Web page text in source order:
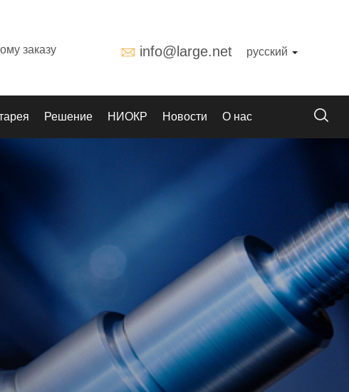
заказу info@large.net русский
Решение НИОКР Новости О нас